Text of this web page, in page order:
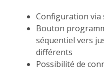
Configuration via
Bouton
séquentiel vers
différents
Possibilité de